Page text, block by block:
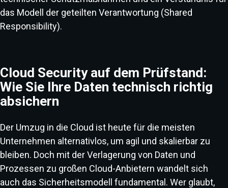
das Modell der geteilten Verantwortung (Shared
Responsibility).
Cloud Security auf dem Prüfstand:
Wie Sie Ihre Daten technisch richtig
absichern
Der Umzug in die Cloud ist heute für die meisten
Unternehmen alternativlos, um agil und skalierbar zu
bleiben. Doch mit der Verlagerung von Daten und
Prozessen zu großen Cloud-Anbietern wandelt sich
auch das Sicherheitsmodell fundamental. Wer glaubt,